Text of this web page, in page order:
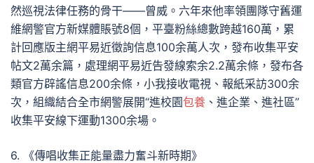
然巡視法律任務的骨干——曾威。六年來他率領團隊守舊運
維網警官方新媒體賬號8個，平臺粉絲總數跨越160萬，累
計回應版主網平易近徵詢信息100余萬人次，發布收集平安
帖文2萬余篇，處理網平易近告發線索余2.2萬余條，發布各
類官方辟謠信息200余條，小我接收電視、報紙采訪300余
次，組織結合全市網警展開“進校園包養 、進企業、進社區”
收集平安線下運動1300余場。
6. 《傳唱收集正能量盡力奮斗新時期》